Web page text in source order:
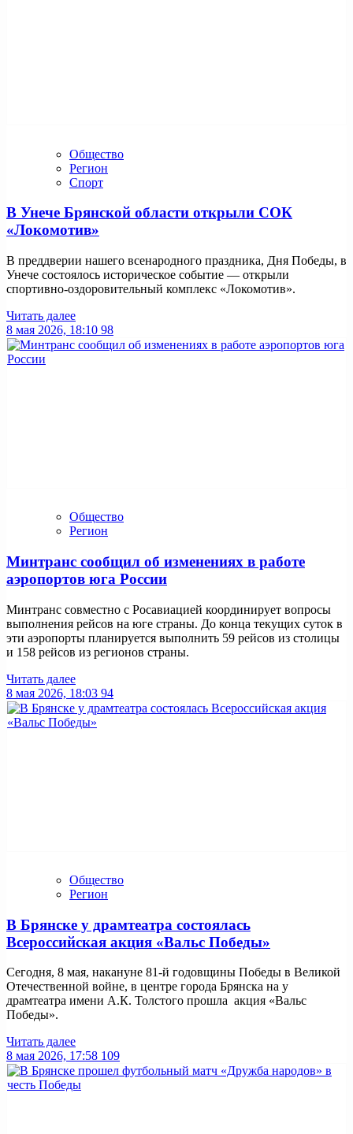
Общество
Регион
Спорт
В Унече Брянской области открыли СОК
«Локомотив»
В преддверии нашего всенародного праздника, Дня Победы, в
Унече состоялось историческое событие — открыли
спортивно-оздоровительный комплекс «Локомотив».
Читать далее
8 мая 2026, 18:10 98
Общество
Регион
Минтранс сообщил об изменениях в работе
аэропортов юга России
Минтранс совместно с Росавиацией координирует вопросы
выполнения рейсов на юге страны. До конца текущих суток в
эти аэропорты планируется выполнить 59 рейсов из столицы
и 158 рейсов из регионов страны.
Читать далее
8 мая 2026, 18:03 94
Общество
Регион
В Брянске у драмтеатра состоялась
Всероссийская акция «Вальс Победы»
Сегодня, 8 мая, накануне 81-й годовщины Победы в Великой
Отечественной войне, в центре города Брянска на у
драмтеатра имени А.К. Толстого прошла акция «Вальс
Победы».
Читать далее
8 мая 2026, 17:58 109